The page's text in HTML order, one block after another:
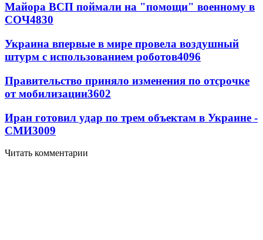
Майора ВСП поймали на "помощи" военному в
СОЧ4830
Украина впервые в мире провела воздушный
штурм с использованием роботов4096
Правительство приняло изменения по отсрочке
от мобилизации3602
Иран готовил удар по трем объектам в Украине -
СМИ3009
Читать комментарии